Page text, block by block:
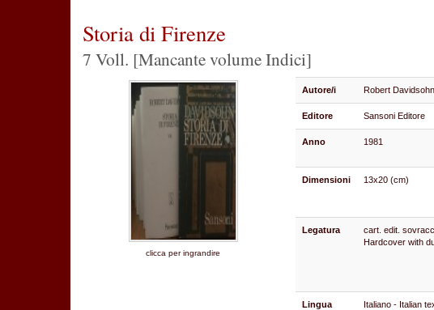
Storia di Firenze
7 Voll. [Mancante volume Indici]
clicca per ingrandire
Autore/i Robert Davidsohn
Editore Sansoni Editore
Anno 1981
Dimensioni 13x20 (cm)
Legatura
cart. edit.
Hardcover with
Lingua Italiano - Italian